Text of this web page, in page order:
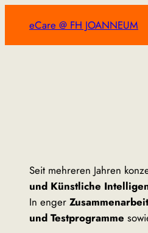
springen
eCare @ FH JOANNEUM
Seit mehreren Jahren
und Künstliche
In enger
und Testprogramme